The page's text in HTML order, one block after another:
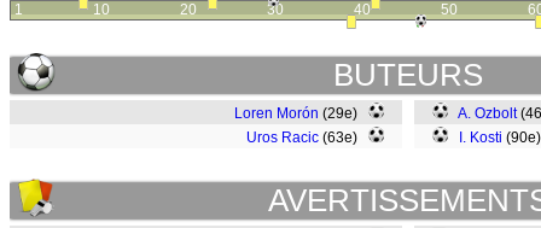
1 10 20 30 40 50
BUTEURS
Loren Morón (29e)
Uros Racic (63e)
A. Ozbolt
I. Kosti